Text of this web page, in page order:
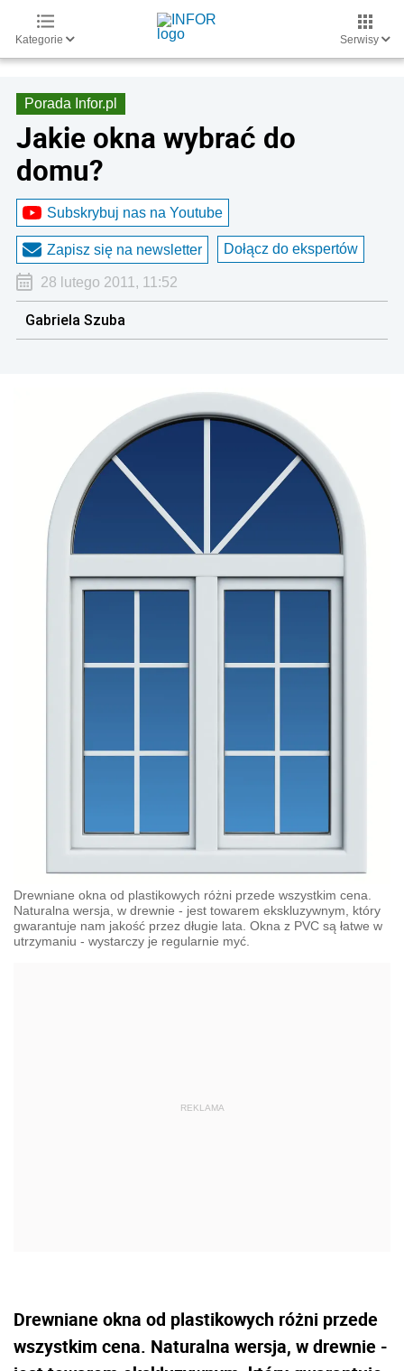
Kategorie Serwisy
Porada Infor.pl
Jakie okna wybrać do
domu?
Subskrybuj nas na Youtube
Zapisz się na newsletter Dołącz do ekspertów
28 lutego 2011, 11:52
Gabriela Szuba
Drewniane okna od plastikowych różni przede wszystkim cena.
Naturalna wersja, w drewnie - jest towarem ekskluzywnym, który
gwarantuje nam jakość przez długie lata. Okna z PVC są łatwe w
utrzymaniu - wystarczy je regularnie myć.
Drewniane okna od plastikowych różni przede
wszystkim cena. Naturalna wersja, w drewnie -